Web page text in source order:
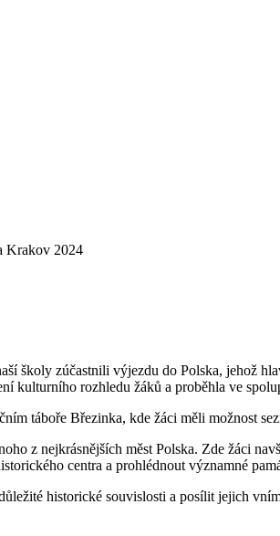
Krakov 2024
školy zúčastnili výjezdu do Polska, jehož
kulturního rozhledu žáků a proběhla ve
táboře Březinka, kde žáci měli možnost
z nejkrásnějších měst Polska. Zde žáci
centra a prohlédnout významné
historické souvislosti a posílit jejich